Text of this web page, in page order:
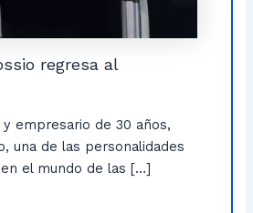
regresa al
empresario de 30 años,
una de las personalidades
el mundo de las […]